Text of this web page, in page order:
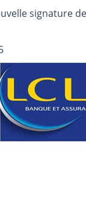
signature